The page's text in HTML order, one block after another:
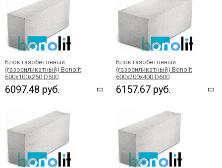
Блок газобетонный
(газосиликатный) Bonolit
600x100x250 D500
6097.48 руб.
Блок газобетонный
(газосиликатный) Bonolit
600x200x400 D600
6157.67 руб.